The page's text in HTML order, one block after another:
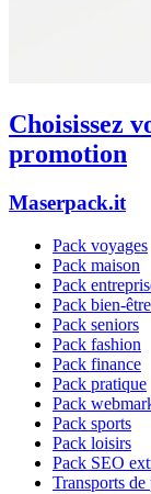
Choisissez
promotion
Maserpack.it
Pack voyages
Pack maison
Pack
Pack bien-être
Pack seniors
Pack fashion
Pack finance
Pack pratique
Pack
Pack sports
Pack loisirs
Pack SEO
Transports de